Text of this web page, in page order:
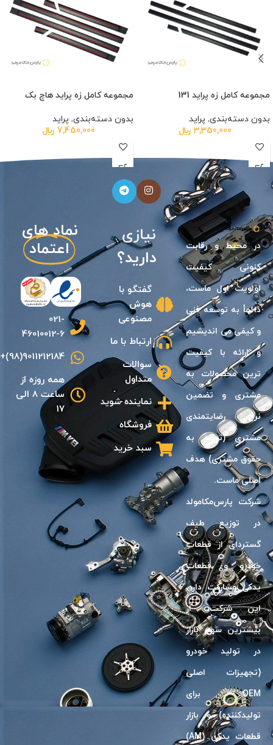
مجموعه کامل زه پراید 131
بدون دسته‌بندی, پراید
3,350,000 ﷼
مجموعه کامل زه پراید هاچ بک
بدون دسته‌بندی, پراید
7,450,000 ﷼
در محيط و رقابت
كنونى كيفيت
اولويت اول ماست،
دائمأ به توسعه فنى
و كيفی مى انديشیم
و ارائه با كيفيت
ترين محصولات به
مشترى و تضمين
نرخ رضايتمندى
مشترى (توجه به
حقوق مشترى) هدف
اصلى ماست.
شرکت پارس‌مکامولد
در توزیع طیف
گسترد‌ای از قطعات
خودرو و قطعات
یدکی مشارکت دارد.
این شرکت، از
بیشترین سهم بازار
در تولید خودرو
(تجهیزات اصلی
OEM برای
تولیدکننده) و بازار
قطعات یدکی (AM)
نیازی
دارید؟
گفتگو با
هوش
مصنوعی
ارتباط با ما
سوالات
متداول
نماینده شوید
فروشگاه
سبد خرید
نماد های
اعتماد
021-
46010012-6
9011212184(98)+
همه روزه از
ساعت 8 الی
17